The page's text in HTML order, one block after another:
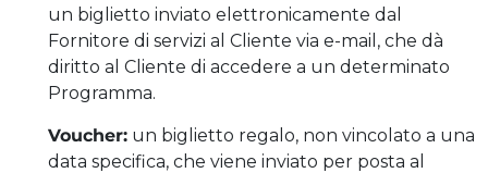
un biglietto inviato elettronicamente dal
Fornitore di servizi al Cliente via e-mail, che dà
diritto al Cliente di accedere a un determinato
Programma.
Voucher: un biglietto regalo, non vincolato a una
data specifica, che viene inviato per posta al